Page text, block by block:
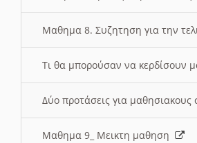
Μαθημα 8. Συζητηση για την
Τι θα μπορούσαν να κερδίσουν
Δύο προτάσεις για
Μαθημα 9_ Μεικτη μαθηση